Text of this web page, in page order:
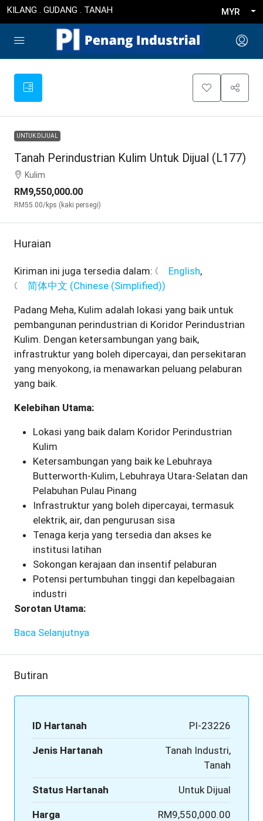
KILANG . GUDANG . TANAH MYR
UNTUK DIJUAL
Tanah Perindustrian Kulim Untuk Dijual (L177)
Kulim
RM9,550,000.00
RM55.00/kps (kaki persegi)
Huraian
Kiriman ini juga tersedia dalam:
English
简体中文 (Chinese (Simplified))
Padang Meha, Kulim adalah lokasi yang baik untuk
pembangunan perindustrian di Koridor Perindustrian
Kulim. Dengan ketersambungan yang baik,
infrastruktur yang boleh dipercayai, dan persekitaran
yang menyokong, ia menawarkan peluang pelaburan
yang baik.
Kelebihan Utama:
Lokasi yang baik dalam Koridor Perindustrian
Kulim
Ketersambungan yang baik ke Lebuhraya
Butterworth-Kulim, Lebuhraya Utara-Selatan dan
Pelabuhan Pulau Pinang
Infrastruktur yang boleh dipercayai, termasuk
elektrik, air, dan pengurusan sisa
Tenaga kerja yang tersedia dan akses ke
institusi latihan
Sokongan kerajaan dan insentif pelaburan
Potensi pertumbuhan tinggi dan kepelbagaian
industri
Sorotan Utama:
Baca Selanjutnya
Butiran
ID Hartanah PI-23226
Jenis Hartanah
Tanah Industri,
Tanah
Status Hartanah Untuk Dijual
Harga RM9,550,000.00